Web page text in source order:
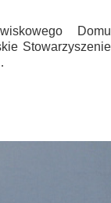
Domu
Stowarzyszenie